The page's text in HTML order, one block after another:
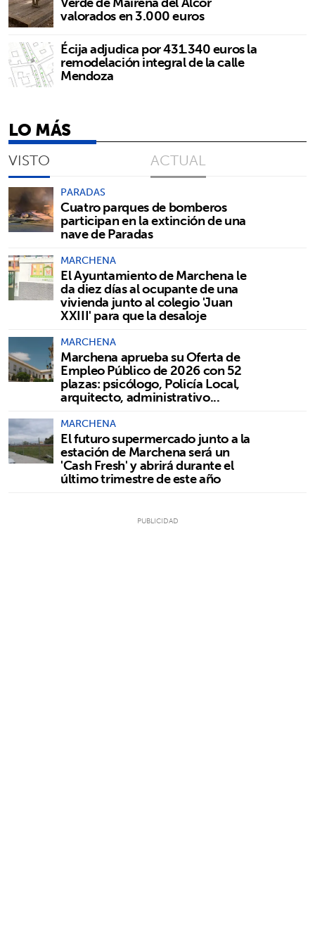
valorados en 3.000 euros
Écija adjudica por 431.340 euros la
remodelación integral de la calle
Mendoza
LO MÁS
VISTO ACTUAL
PARADAS
Cuatro parques de bomberos
participan en la extinción de una
nave de Paradas
MARCHENA
El Ayuntamiento de Marchena le
da diez días al ocupante de una
vivienda junto al colegio 'Juan
XXIII' para que la desaloje
MARCHENA
Marchena aprueba su Oferta de
Empleo Público de 2026 con 52
plazas: psicólogo, Policía Local,
arquitecto, administrativo...
MARCHENA
El futuro supermercado junto a la
estación de Marchena será un
'Cash Fresh' y abrirá durante el
último trimestre de este año